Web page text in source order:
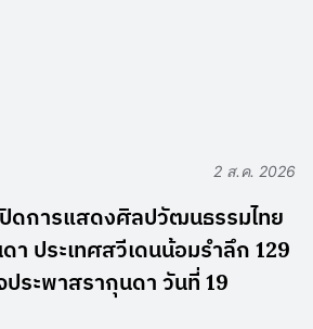
2 ส.ค. 2026
ดการแสดงศิลปวัฒนธรรมไทย
า ประเทศสวีเดนน้อมรำลึก 129
ประพาสรากุนดา วันที่ 19